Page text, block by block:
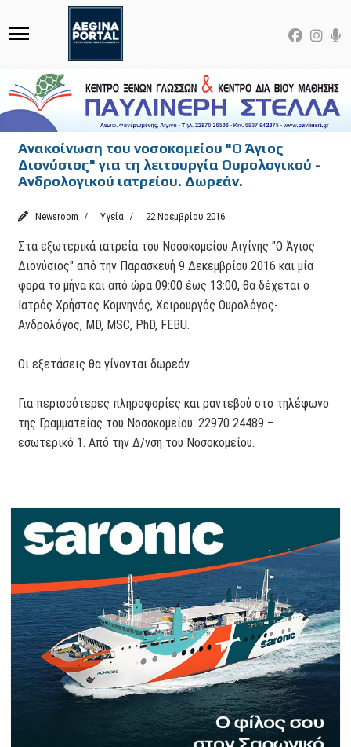
Ανακοίνωση του νοσοκομείου "Ο Άγιος
Διονύσιος" για τη λειτουργία Ουρολογικού -
Ανδρολογικού ιατρείου. Δωρεάν.
Newsroom Υγεία 22 Νοεμβρίου 2016
Στα εξωτερικά ιατρεία του Νοσοκομείου Αιγίνης "Ο Άγιος
Διονύσιος" από την Παρασκευή 9 Δεκεμβρίου 2016 και μία
φορά το μήνα και από ώρα 09:00 έως 13:00, θα δέχεται ο
Ιατρός Χρήστος Κομνηνός, Χειρουργός Ουρολόγος-
Ανδρολόγος, MD, MSC, PhD, FEBU.
Οι εξετάσεις θα γίνονται δωρεάν.
Για περισσότερες πληροφορίες και ραντεβού στο τηλέφωνο
της Γραμματείας του Νοσοκομείου: 22970 24489 –
εσωτερικό 1. Από την Δ/νση του Νοσοκομείου.